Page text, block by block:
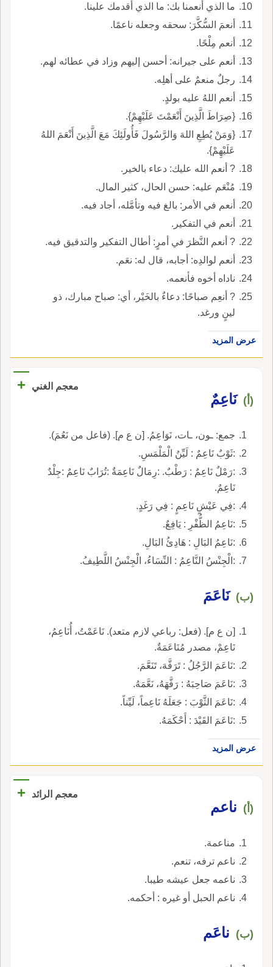
ما الذي أنعمنا بك: ما الذي أقدمك علينا.
أنعمَ السُّكَّرَ: سحقه وجعله ناعمًا.
أنعم مِلْحًا.
أنعم على جيرانه: أحسن إليهم وزاد في عطائه لهم.
رجلٌ منعمٌ على أهلِه.
أنعم اللهُ عليه بولدٍ.
{صِرَاطَ الَّذِينَ أَنْعَمْتَ عَلَيْهِمْ}.
{وَمَنْ يُطِعِ اللهَ وَالرَّسُولَ فَأُولَئِكَ مَعَ الَّذِينَ أَنْعَمَ اللهُ
عَلَيْهِمْ}.
? أنعم الله عليك: دعاء بالخير.
مُنْعَم عليه: حسن الحال، كثير المال.
أنعم في الأمر: بالغ فيه وتأمَّله، أجاد فيه.
أنعم في التفكير.
? أنعم النَّظرَ في أمرٍ: أطال التفكير والتدقيق فيه.
أنعم لوالدِه: أجابه، قال له: نعَم.
ناداه أخوه فأنعمه.
? أنعِم صباحًا: دعاءٌ بالخَيْر، أي: صباح مبارك، ذو
لينٍ ورغد.
عرض المزيد
معجم الغني +
(أ) نَاعِمٌ
جمع: ـون، ـات، نَوَاعِمُ. [ن ع م]. (فاعل من نَعُمَ).
:ثَوْبٌ نَاعِمٌ : لَيِّنُ الْمَلْمَسِ.
:رَمْلٌ نَاعِمٌ : رَطْبٌ. :رِمَالٌ نَاعِمَةٌ :تُرَابٌ نَاعِمٌ :جِلْدٌ
نَاعِمٌ.
:فِي عَيْشٍ نَاعِمٍ : فِي رَغَدٍ.
:نَاعِمُ الظُّفْرِ : يَافِعٌ.
:نَاعِمُ البَالِ : هَادِئُ البَالِ.
:الْجِنْسُ النَّاعِمُ : النِّسَاءُ، الْجِنْسُ اللَّطِيفُ.
(ب) نَاعَمَ
[ن ع م]. (فعل: رباعي لازم متعد). نَاعَمْتُ، أُنَاعِمُ،
نَاعِمْ، مصدر مُنَاعَمَةٌ.
:نَاعَمَ الرَّجُلُ : تَرَفَّهَ، تَنَعَّمَ.
:نَاعَمَ صَاحِبَهُ : رَفَّهَهُ، نَعَّمَهُ.
:نَاعَمَ الثَّوْبَ : جَعَلَهُ نَاعِماً، لَيِّناً.
:نَاعَمَ القَيْدَ : أَحْكَمَهُ.
عرض المزيد
معجم الرائد +
(أ) ناعم
مناعمة.
ناعم ترفه، تنعم.
ناعمه جعل عيشه طيبا.
ناعم الحبل أو غيره : أحكمه.
(ب) ناعَم